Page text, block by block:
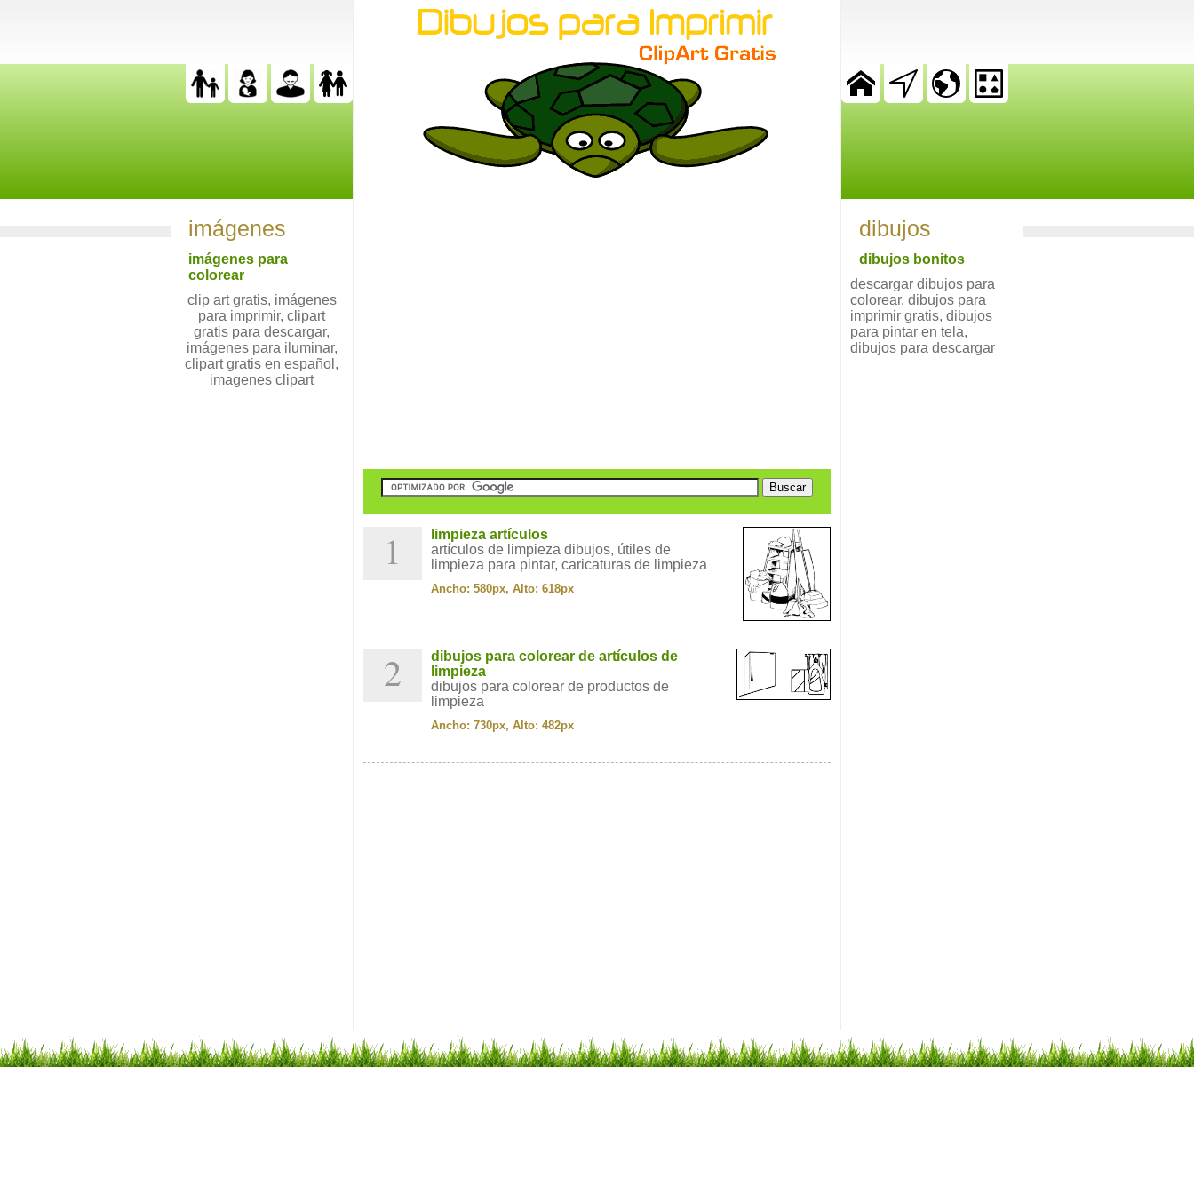
1
limpieza artículos
artículos de limpieza dibujos, útiles de
limpieza para pintar, caricaturas de limpieza
Ancho: 580px, Alto: 618px
2
dibujos para colorear de artículos de
limpieza
dibujos para colorear de productos de
limpieza
Ancho: 730px, Alto: 482px
imágenes
imágenes para
colorear
clip art gratis, imágenes
para imprimir, clipart
gratis para descargar,
imágenes para iluminar,
clipart gratis en español,
imagenes clipart
dibujos
dibujos bonitos
descargar dibujos para
colorear, dibujos para
imprimir gratis, dibujos
para pintar en tela,
dibujos para descargar